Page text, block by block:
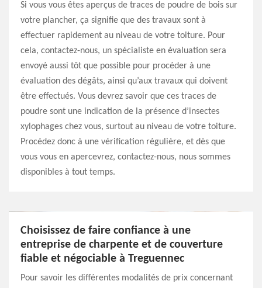
Si vous vous êtes aperçus de traces de poudre de bois sur
votre plancher, ça signifie que des travaux sont à
effectuer rapidement au niveau de votre toiture. Pour
cela, contactez-nous, un spécialiste en évaluation sera
envoyé aussi tôt que possible pour procéder à une
évaluation des dégâts, ainsi qu’aux travaux qui doivent
être effectués. Vous devrez savoir que ces traces de
poudre sont une indication de la présence d’insectes
xylophages chez vous, surtout au niveau de votre toiture.
Procédez donc à une vérification régulière, et dès que
vous vous en apercevrez, contactez-nous, nous sommes
disponibles à tout temps.
Choisissez de faire confiance à une
entreprise de charpente et de couverture
fiable et négociable à Treguennec
Pour savoir les différentes modalités de prix concernant